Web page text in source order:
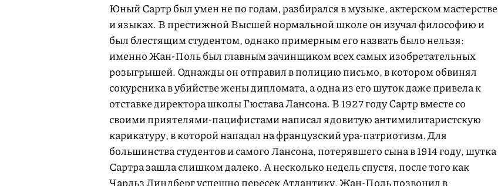
Юный Сартр был умен не по годам, разбирался в музыке, актерском мастерстве
и языках. В престижной Высшей нормальной школе он изучал философию и
был блестящим студентом, однако примерным его назвать было нельзя:
именно Жан-Поль был главным зачинщиком всех самых изобретательных
розыгрышей. Однажды он отправил в полицию письмо, в котором обвинял
сокурсника в убийстве жены дипломата, а одна из его шуток даже привела к
отставке директора школы Гюстава Лансона. В 1927 году Сартр вместе со
своими приятелями-пацифистами написал ядовитую антимилитаристскую
карикатуру, в которой нападал на французский ура-патриотизм. Для
большинства студентов и самого Лансона, потерявшего сына в 1914 году, шутка
Сартра зашла слишком далеко. А несколько недель спустя, после того как
Чарльз Линдберг успешно пересек Атлантику, Жан-Поль позвонил в